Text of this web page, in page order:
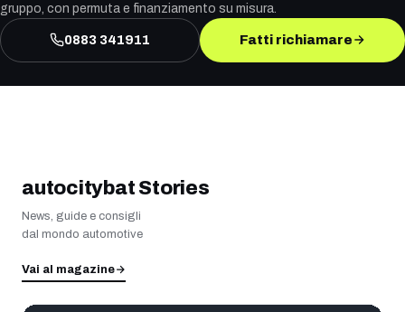
gruppo, con permuta e finanziamento su misura.
0883 341911 Fatti richiamare
autocitybat Stories
News, guide e consigli
dal mondo automotive
Vai al magazine